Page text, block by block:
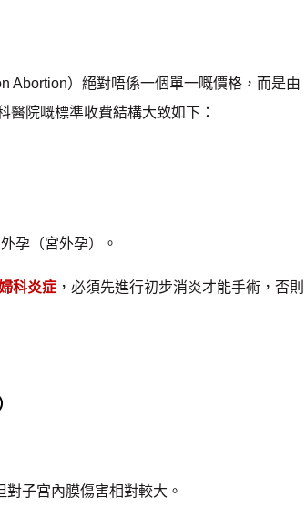
）絕對唔係一個單一嘅價格，而是由
院嘅標準收費結構大致如下：
孕（宮外孕）。
科炎症 ，必須先進行初步消炎才能手術，否則
子宮內膜傷害相對較大。